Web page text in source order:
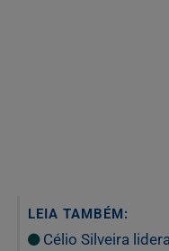
LEIA TAMBÉM:
Célio Silveira